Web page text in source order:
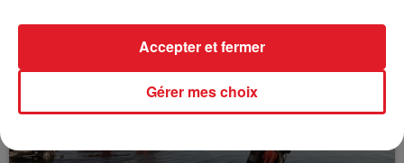
à des prostituées
Gérer mes choix
Accepter et fermer